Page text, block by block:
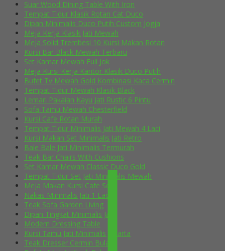
Suar Wood Dining Table With Iron
Tempat Tidur Klasik Rotan Cat Duco
Dipan Minimalis Duco Putih Custom Jogja
Meja Kerja Klasik Jati Mewah
Meja Solid Trembesi 10 Kursi Makan Rotan
Kursi Bar Black Mewah Terbaru
Set Kamar Mewah Full Jok
Meja Kursi Kerja Kantor Klasik Duco Putih
Bufet Tv Mewah Gold Kombinasi Kaca Cermin
Tempat Tidur Mewah Klasik Black
Lemari Pakaian Kayu Jati Rustic 6 Pintu
Sofa Tamu Mewah Chesterfield
Kursi Cafe Rotan Murah
Tempat Tidur Minimalis Jati Mewah 4 Laci
Kursi Makan Set Minimalis Jati Retro
Bale Bale Jati Minimalis Termurah
Teak Bar Chairs With Cushions
Set Kamar Mewah Classic Duco Gold
Tempat Tidur Set Jati Minimalis Mewah
Meja Makan Kursi Cafe Selly
Nakas Minimalis Jati 1 Laci
Teak Sofa Garden Living
Dipan Tingkat Minimalis Jati
Modern Dressing Table
Kursi Tamu Jati Minimalis Jakarta
Teak Dresser Cermin Bulat